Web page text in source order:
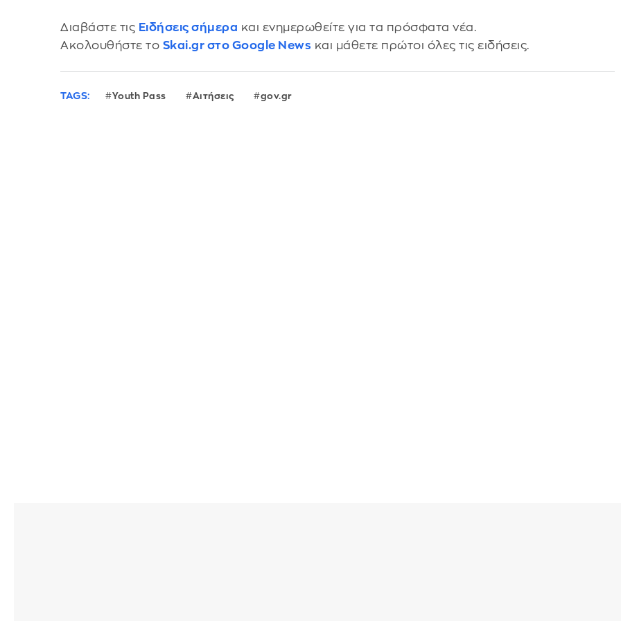
Διαβάστε τις Ειδήσεις σήμερα και ενημερωθείτε για τα πρόσφατα νέα.
Ακολουθήστε το Skai.gr στο Google News και μάθετε πρώτοι όλες τις ειδήσεις.
TAGS: Youth Pass Αιτήσεις gov.gr